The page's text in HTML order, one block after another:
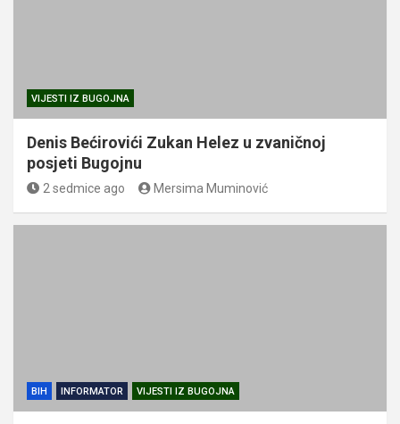
VIJESTI IZ BUGOJNA
Denis Bećirovići Zukan Helez u zvaničnoj
posjeti Bugojnu
2 sedmice ago Mersima Muminović
BIH INFORMATOR VIJESTI IZ BUGOJNA